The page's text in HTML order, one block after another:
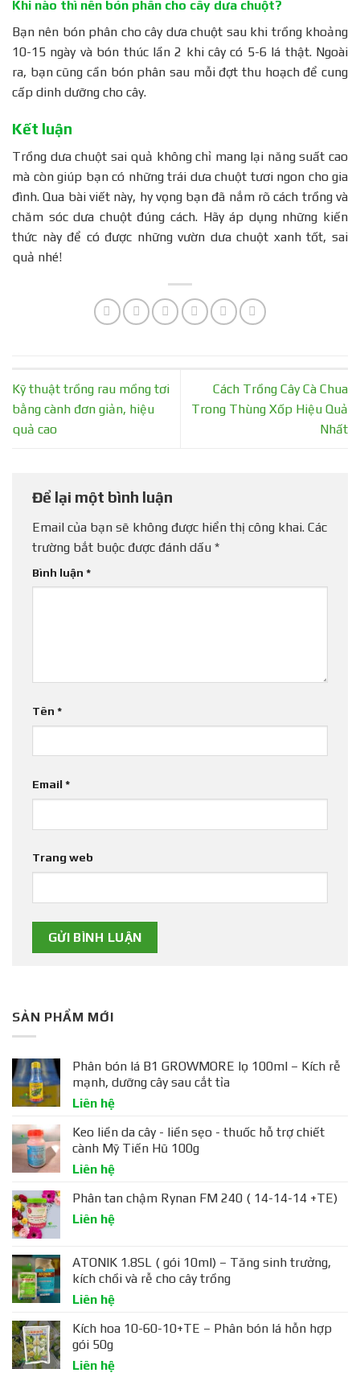
Khi nào thì nên bón phân cho cây dưa chuột?
Bạn nên bón phân cho cây dưa chuột sau khi trồng khoảng
10-15 ngày và bón thúc lần 2 khi cây có 5-6 lá thật. Ngoài
ra, bạn cũng cần bón phân sau mỗi đợt thu hoạch để cung
cấp dinh dưỡng cho cây.
Kết luận
Trồng dưa chuột sai quả không chỉ mang lại năng suất cao
mà còn giúp bạn có những trái dưa chuột tươi ngon cho gia
đình. Qua bài viết này, hy vọng bạn đã nắm rõ cách trồng và
chăm sóc dưa chuột đúng cách. Hãy áp dụng những kiến
thức này để có được những vườn dưa chuột xanh tốt, sai
quả nhé!
Kỹ thuật trồng rau mồng tơi
bằng cành đơn giản, hiệu
quả cao
Cách Trồng Cây Cà Chua
Trong Thùng Xốp Hiệu Quả
Nhất
Để lại một bình luận
Email của bạn sẽ không được hiển thị công khai. Các
trường bắt buộc được đánh dấu *
Bình luận *
Tên *
Email *
Trang web
SẢN PHẨM MỚI
Phân bón lá B1 GROWMORE lọ 100ml – Kích rễ
mạnh, dưỡng cây sau cắt tỉa
Liên hệ
Keo liền da cây - liền sẹo - thuốc hỗ trợ chiết
cành Mỹ Tiến Hũ 100g
Liên hệ
Phân tan chậm Rynan FM 240 ( 14-14-14 +TE)
Liên hệ
ATONIK 1.8SL ( gói 10ml) – Tăng sinh trưởng,
kích chồi và rễ cho cây trồng
Liên hệ
Kích hoa 10-60-10+TE – Phân bón lá hỗn hợp
gói 50g
Liên hệ